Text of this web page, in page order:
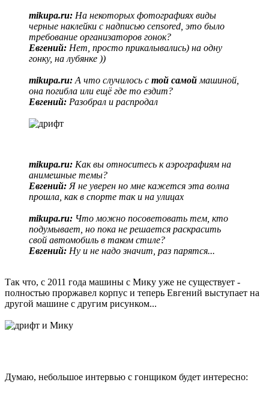
mikupa.ru: На некоторых фотографиях виды
черные наклейки с надписью censored, это было
требование организаторов гонок?
Евгений: Нет, просто прикалывались) на одну
гонку, на лубянке ))
mikupa.ru:А что случилось с той самоймашиной,
она погибла или ещё где то ездит?
Евгений: Разобрал и распродал
mikupa.ru: Как вы относитесь к аэрографиям на
анимешные темы?
Евгений:Я не уверен но мне кажется эта волна
прошла, как в спорте так и на улицах
mikupa.ru: Что можно посоветовать тем, кто
подумывает, но пока не решается раскрасить
свой автомобиль в таком стиле?
Евгений: Ну и не надо значит, раз парятся...
Так что, с 2011 года машины с Мику уже не существует -
полностью проржавел корпус и теперь Евгений выступает на
другой машине с другим рисунком...
Думаю, небольшое интервью с гонщиком будет интересно: